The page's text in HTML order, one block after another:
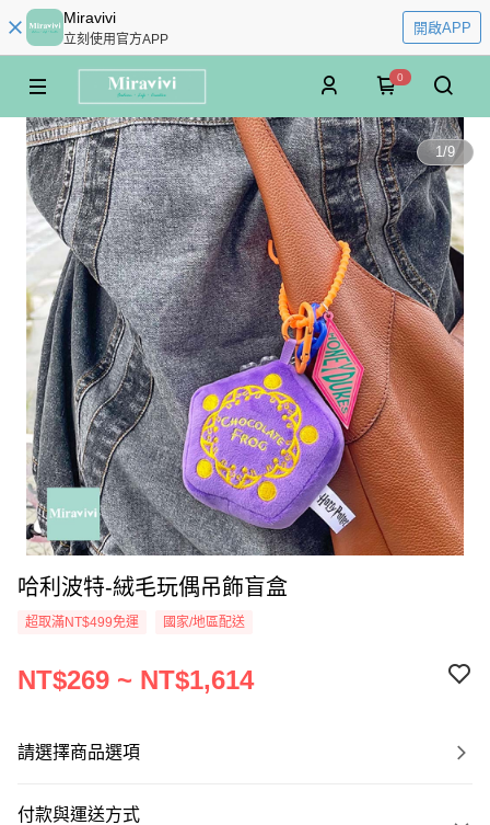
Miravivi
立刻使用官方APP
開啟APP
0
1/9
哈利波特-絨毛玩偶吊飾盲盒
超取滿NT$499免運 國家/地區配送
NT$269 ~ NT$1,614
請選擇商品選項
付款與運送方式